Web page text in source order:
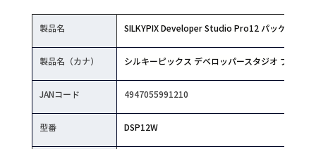
製品名 SILKYPIX Developer Studio Pro12 パッケージ版
製品名（カナ） シルキーピックス デベロッパースタジオ プロ12
JANコード 4947055991210
型番 DSP12W